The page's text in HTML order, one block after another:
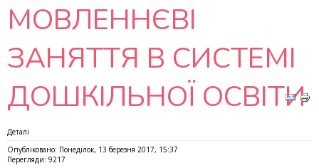
МОВЛЕННЄВІ
ЗАНЯТТЯ В СИСТЕМІ
ДОШКІЛЬНОЇ ОСВІТИ
Деталі
Опубліковано: Понеділок, 13 березня 2017, 15:37
Перегляди: 9217